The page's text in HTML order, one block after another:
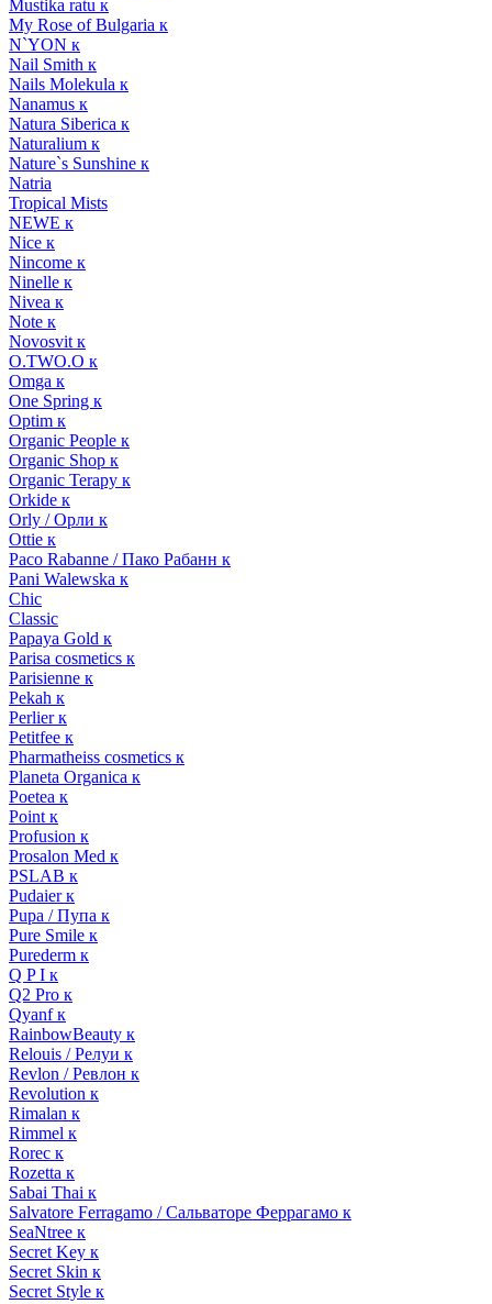
Mustika ratu к
My Rose of Bulgaria к
N`YON к
Nail Smith к
Nails Molekula к
Nanamus к
Natura Siberica к
Naturalium к
Nature`s Sunshine к
Natria
Tropical Mists
NEWE к
Nice к
Nincome к
Ninelle к
Nivea к
Note к
Novosvit к
O.TWO.O к
Omga к
One Spring к
Optim к
Organic People к
Organic Shop к
Organic Terapy к
Orkide к
Orly / Орли к
Ottie к
Paco Rabanne / Пако Рабанн к
Pani Walewska к
Chic
Classic
Papaya Gold к
Parisa cosmetics к
Parisienne к
Pekah к
Perlier к
Petitfee к
Pharmatheiss cosmetics к
Planeta Organica к
Poetea к
Point к
Profusion к
Prosalon Med к
PSLAB к
Pudaier к
Pupa / Пупа к
Pure Smile к
Purederm к
Q P I к
Q2 Pro к
Qyanf к
RainbowBeauty к
Relouis / Релуи к
Revlon / Ревлон к
Revolution к
Rimalan к
Rimmel к
Rorec к
Rozetta к
Sabai Thai к
Salvatore Ferragamo / Сальваторе Феррагамо к
SeaNtree к
Secret Key к
Secret Skin к
Secret Style к